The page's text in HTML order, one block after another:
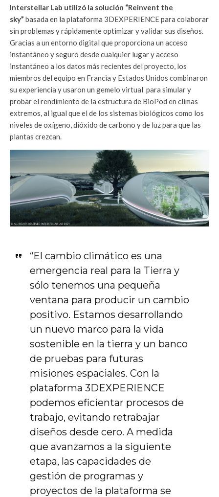
Interstellar Lab utilizó la solución “Reinvent the
sky” basada en la plataforma 3DEXPERIENCE para colaborar
sin problemas y rápidamente optimizar y validar sus diseños.
Gracias a un entorno digital que proporciona un acceso
instantáneo y seguro desde cualquier lugar y acceso
instantáneo a los datos más recientes del proyecto, los
miembros del equipo en Francia y Estados Unidos combinaron
su experiencia y usaron un gemelo virtual para simular y
probar el rendimiento de la estructura de BioPod en climas
extremos, al igual que el de los sistemas biológicos como los
niveles de oxígeno, dióxido de carbono y de luz para que las
plantas crezcan.
“El cambio climático es una
emergencia real para la Tierra y
sólo tenemos una pequeña
ventana para producir un cambio
positivo. Estamos desarrollando
un nuevo marco para la vida
sostenible en la tierra y un banco
de pruebas para futuras
misiones espaciales. Con la
plataforma 3DEXPERIENCE
podemos eficientar procesos de
trabajo, evitando retrabajar
diseños desde cero. A medida
que avanzamos a la siguiente
etapa, las capacidades de
gestión de programas y
proyectos de la plataforma se